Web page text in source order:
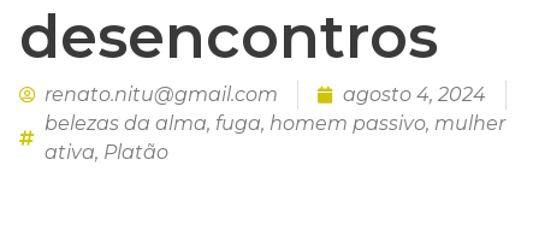
desencontros
renato.nitu@gmail.com
agosto 4, 2024
belezas da alma, fuga, homem passivo, mulher
ativa, Platão